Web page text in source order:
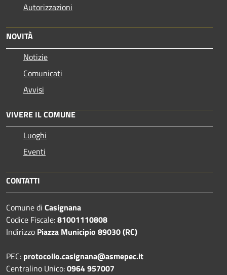
Autorizzazioni
NOVITÀ
Notizie
Comunicati
Avvisi
VIVERE IL COMUNE
Luoghi
Eventi
CONTATTI
Comune di Casignana
Codice Fiscale:81001110808
Indirizzo Piazza Municipio 89030 (RC)
PEC: protocollo.casignana@asmepec.it
Centralino Unico:0964 957007